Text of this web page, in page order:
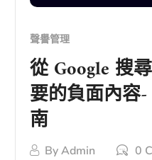
聲譽管理
從 Google 搜
要的負面內容
南
ByAdmin 0